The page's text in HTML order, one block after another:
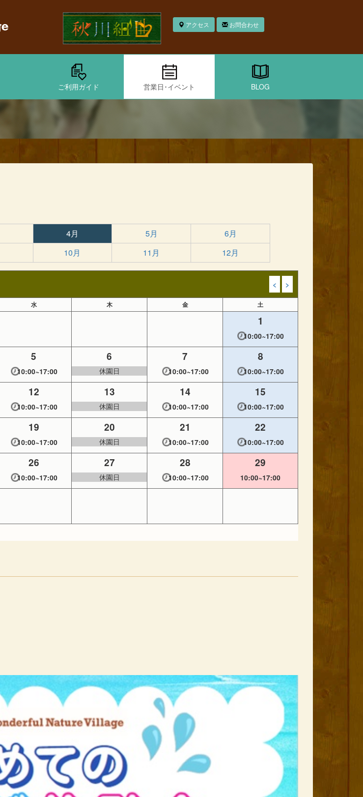
アクセス お問合わせ
ご利用ガイド 営業日･イベント BLOG
4月 5月
6月
10月 11月 12月
< >
水 木 金 土
1
10:00~17:00
5
10:00~17:00
6
休園日
7
10:00~17:00
8
10:00~17:00
12
10:00~17:00
13
休園日
14
10:00~17:00
15
10:00~17:00
19
10:00~17:00
20
休園日
21
10:00~17:00
22
10:00~17:00
26
10:00~17:00
27
休園日
28
10:00~17:00
29
10:00~17:00